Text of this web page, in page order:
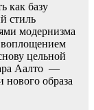
как базу
стиль
модернизма
воплощением
цельной
Аалто —
образа